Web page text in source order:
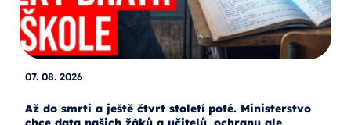
07. 08. 2026
Až do smrti a ještě čtvrt století poté. Ministerstvo